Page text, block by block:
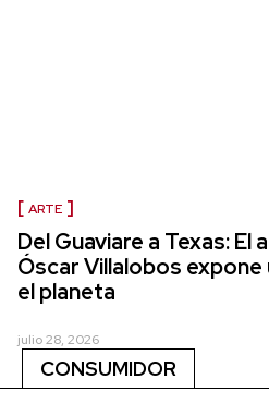
ARTE
Del Guaviare a Texas:
Óscar Villalobos
el planeta
julio 28, 2026
CONSUMIDOR